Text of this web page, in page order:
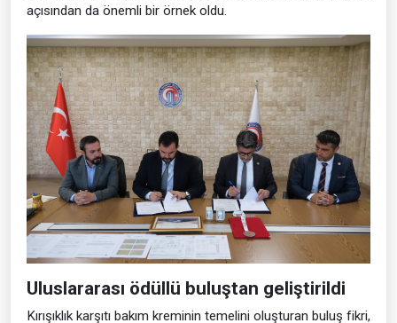
açısından da önemli bir örnek oldu.
Uluslararası ödüllü buluştan geliştirildi
Kırışıklık karşıtı bakım kreminin temelini oluşturan buluş fikri,